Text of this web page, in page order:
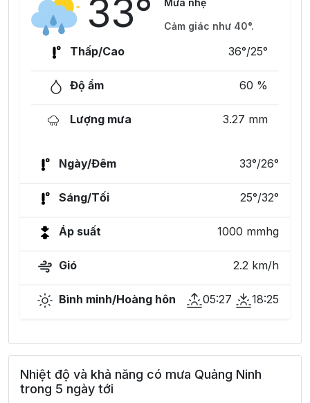
33°
Mưa nhẹ
Cảm giác như 40°.
Thấp/Cao 36°/25°
Độ ẩm 60 %
Lượng mưa 3.27 mm
Ngày/Đêm 33°/26°
Sáng/Tối 25°/32°
Áp suất 1000 mmhg
Gió 2.2 km/h
Bình minh/Hoàng hôn 05:27 18:25
Nhiệt độ và khả năng có mưa Quảng Ninh
trong 5 ngày tới